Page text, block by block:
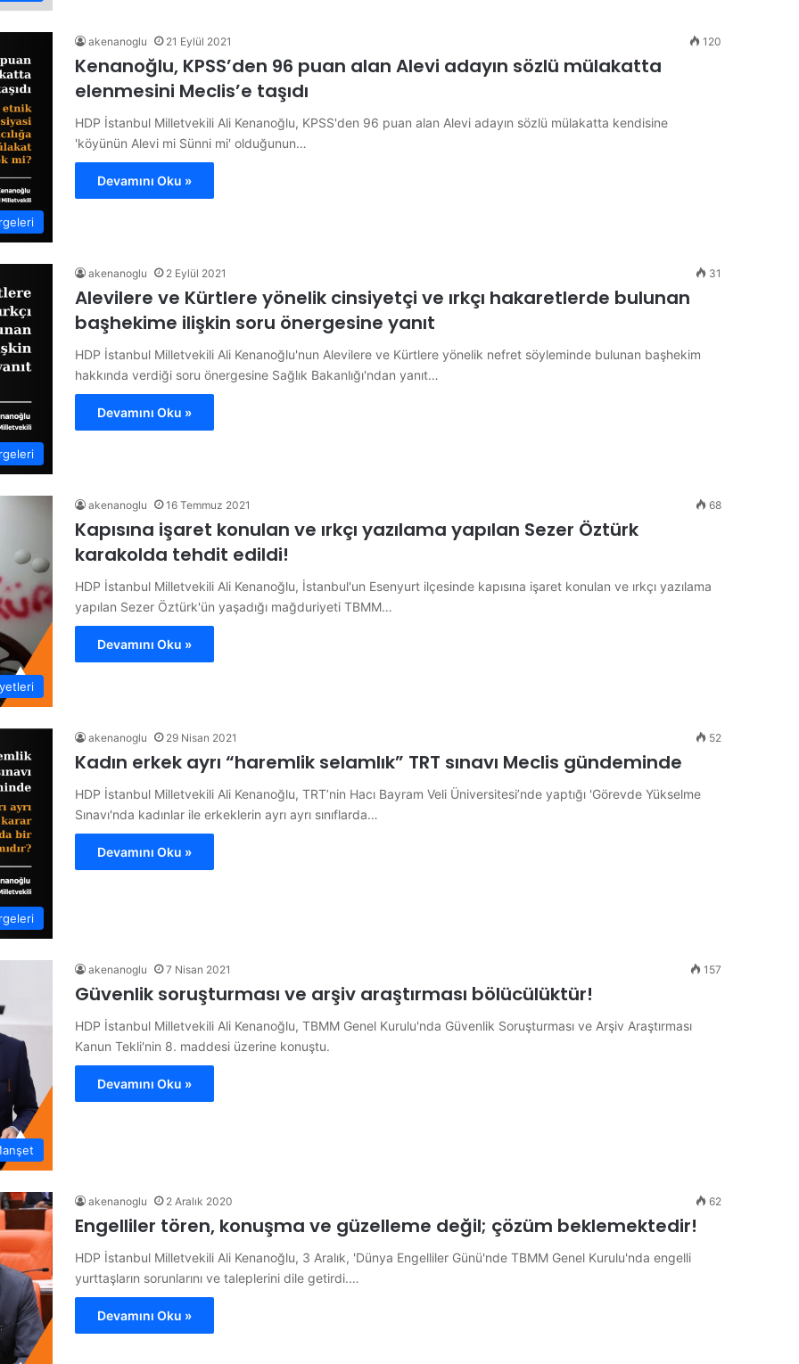
akenanoglu 21 Eylül 2021 120
Kenanoğlu, KPSS’den 96 puan alan Alevi adayın sözlü mülakatta
elenmesini Meclis’e taşıdı
HDP İstanbul Milletvekili Ali Kenanoğlu, KPSS'den 96 puan alan Alevi adayın sözlü mülakatta kendisine
'köyünün Alevi mi Sünni mi' olduğunun…
Devamını Oku »
akenanoglu 2 Eylül 2021 31
Alevilere ve Kürtlere yönelik cinsiyetçi ve ırkçı hakaretlerde bulunan
başhekime ilişkin soru önergesine yanıt
HDP İstanbul Milletvekili Ali Kenanoğlu'nun Alevilere ve Kürtlere yönelik nefret söyleminde bulunan başhekim
hakkında verdiği soru önergesine Sağlık Bakanlığı'ndan yanıt…
Devamını Oku »
akenanoglu 16 Temmuz 2021 68
Kapısına işaret konulan ve ırkçı yazılama yapılan Sezer Öztürk
karakolda tehdit edildi!
HDP İstanbul Milletvekili Ali Kenanoğlu, İstanbul'un Esenyurt ilçesinde kapısına işaret konulan ve ırkçı yazılama
yapılan Sezer Öztürk'ün yaşadığı mağduriyeti TBMM…
Devamını Oku »
akenanoglu 29 Nisan 2021 52
Kadın erkek ayrı “haremlik selamlık” TRT sınavı Meclis gündeminde
HDP İstanbul Milletvekili Ali Kenanoğlu, TRT’nin Hacı Bayram Veli Üniversitesi’nde yaptığı 'Görevde Yükselme
Sınavı'nda kadınlar ile erkeklerin ayrı ayrı sınıflarda…
Devamını Oku »
akenanoglu 7 Nisan 2021 157
Güvenlik soruşturması ve arşiv araştırması bölücülüktür!
HDP İstanbul Milletvekili Ali Kenanoğlu, TBMM Genel Kurulu'nda Güvenlik Soruşturması ve Arşiv Araştırması
Kanun Tekli'nin 8. maddesi üzerine konuştu.
Devamını Oku »
akenanoglu 2 Aralık 2020 62
Engelliler tören, konuşma ve güzelleme değil; çözüm beklemektedir!
HDP İstanbul Milletvekili Ali Kenanoğlu, 3 Aralık, 'Dünya Engelliler Günü'nde TBMM Genel Kurulu'nda engelli
yurttaşların sorunlarını ve taleplerini dile getirdi.…
Devamını Oku »